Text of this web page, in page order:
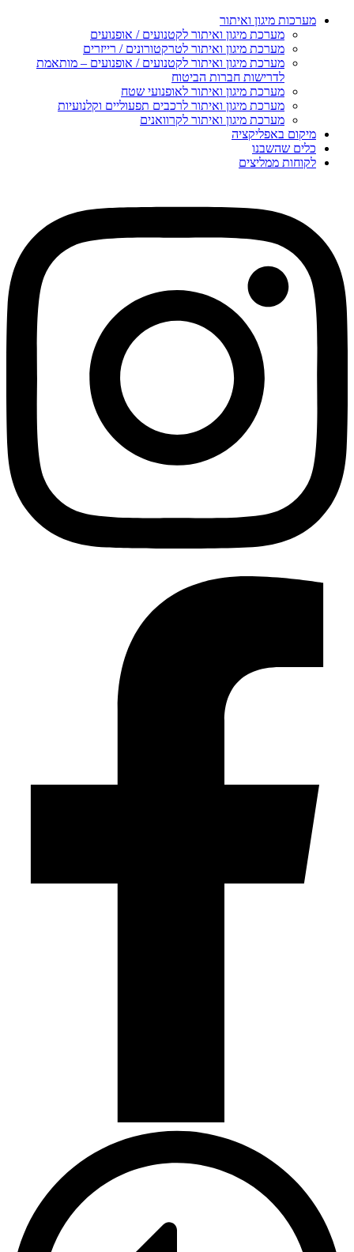
מערכות מיגון ואיתור
מערכת מיגון ואיתור לקטנועים / אופנועים
מערכת מיגון ואיתור לטרקטורונים / רייזרים
מערכת מיגון ואיתור לקטנועים / אופנועים – מותאמת
לדרישות חברות הביטוח
מערכת מיגון ואיתור לאופנועי שטח
מערכת מיגון ואיתור לרכבים תפעוליים וקלנועיות
מערכת מיגון ואיתור לקרוואנים
מיקום באפליקציה
כלים שהשבנו
לקוחות ממליצים